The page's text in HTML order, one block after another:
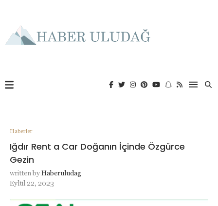
Haberler
Iğdır Rent a Car Doğanın İçinde Özgürce
Gezin
written byHaberuludag
Eylül 22, 2023